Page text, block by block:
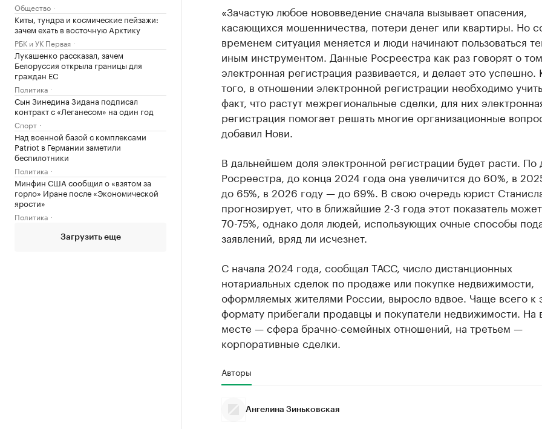
Общество
Киты, тундра и космические пейзажи:
зачем ехать в восточную Арктику
РБК и УК Первая
Лукашенко рассказал, зачем
Белоруссия открыла границы для
граждан ЕС
Политика
Сын Зинедина Зидана подписал
контракт с «Леганесом» на один год
Спорт
Над военной базой с комплексами
Patriot в Германии заметили
беспилотники
Политика
Минфин США сообщил о «взятом за
горло» Иране после «Экономической
ярости»
Политика
Загрузить еще
«Зачастую любое нововведение сначала вызывает опасения,
касающихся мошенничества, потери денег или квартиры. Но
временем ситуация меняется и люди начинают пользоваться
иным инструментом. Данные Росреестра как раз говорят о
электронная регистрация развивается, и делает это успешно.
того, в отношении электронной регистрации необходимо
факт, что растут межрегиональные сделки, для них
регистрация помогает решать многие организационные
добавил Нови.
В дальнейшем доля электронной регистрации будет расти. По
Росреестра, до конца 2024 года она увеличится до 60%, в
до 65%, в 2026 году — до 69%. В свою очередь юрист
прогнозирует, что в ближайшие 2-3 года этот показатель
70-75%, однако доля людей, использующих очные способы
заявлений, вряд ли исчезнет.
С начала 2024 года, сообщал ТАСС, число дистанционных
нотариальных сделок по продаже или покупке недвижимости,
оформляемых жителями России, выросло вдвое. Чаще всего к
формату прибегали продавцы и покупатели недвижимости. На
месте — сфера брачно-семейных отношений, на третьем —
корпоративные сделки.
Авторы
Ангелина Зиньковская